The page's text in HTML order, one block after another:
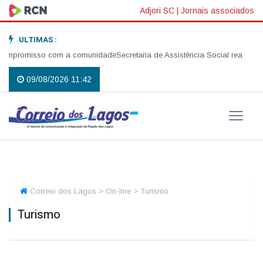
Adjori SC | Jornais associados
ULTIMAS :
com a comunidadeSecretaria de Assistência Social realiza abertura
09/08/2026 11:42
Correio dos Lagos > On-line > Turismo
Turismo